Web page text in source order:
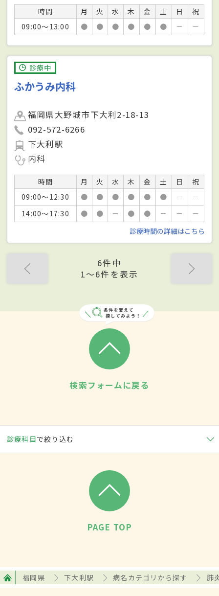
時間 月 火 水 木 金 土 日
祝
09:00～13:00
● ● ● ● ● ● － －
診療中
ふかうみ内科
福岡県大野城市下大利2-18-13
092-572-6266
下大利駅
内科
時間 月 火 水 木 金 土 日
祝
09:00～12:30
● ● ● ● ● ● －
－
14:00～17:30
● ● － ● ● － －
－
診療時間の詳細はこちら
6件中
1〜6件を表示
検索フォームに戻る
診療科目で絞り込む
PAGE TOP
福岡県 下大利駅 病名カテゴリから探す 肺